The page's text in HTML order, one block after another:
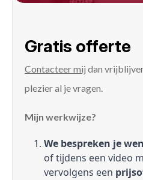
Gratis offerte
Contacteer mij dan
plezier al je vragen.
Mijn werkwijze?
We bespreken je
of tijdens een video
vervolgens een